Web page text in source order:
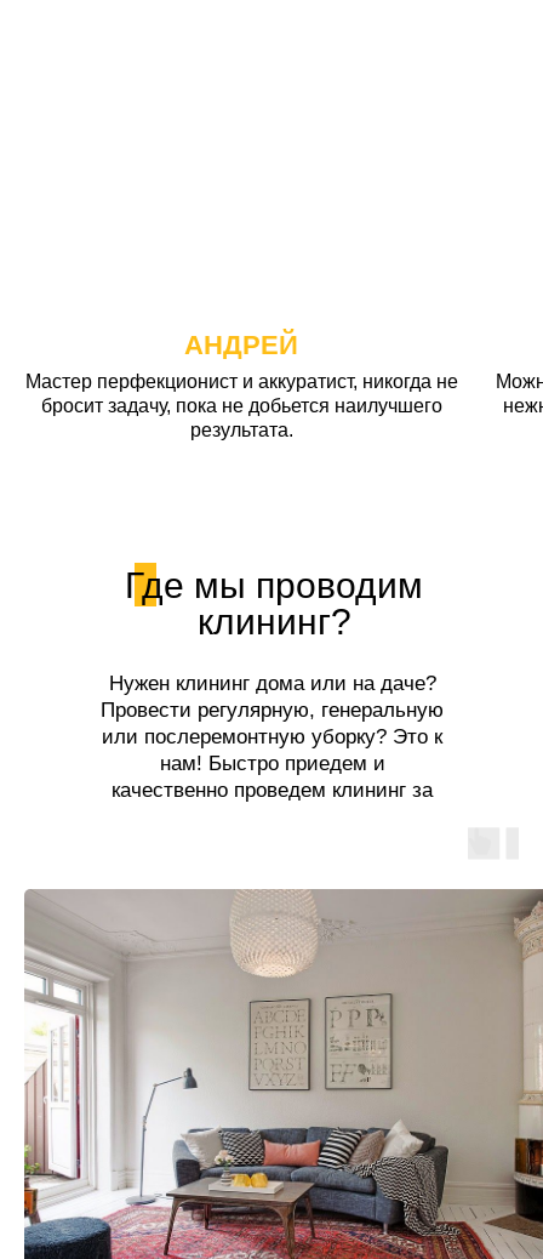
АНДРЕЙ
Мастер перфекционист и аккуратист, никогда не
бросит задачу, пока не добьется наилучшего
результата.
Где мы проводим
клининг?
Нужен клининг дома или на даче?
Провести регулярную, генеральную
или послеремонтную уборку? Это к
нам! Быстро приедем и
качественно проведем клининг за